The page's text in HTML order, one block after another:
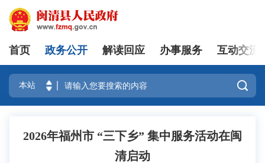
登录
首页 政务公开 解读回应 办事服务 互动交流

2026年福州市 “三下乡” 集中服务活动在闽
清启动